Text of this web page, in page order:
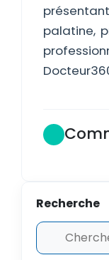
palatine,
Recherche